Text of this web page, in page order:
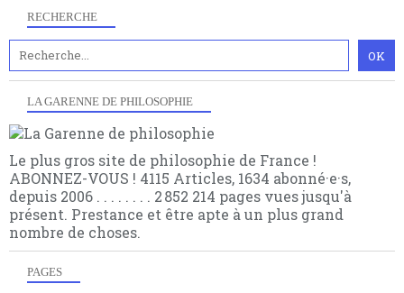
RECHERCHE
LA GARENNE DE PHILOSOPHIE
Le plus gros site de philosophie de France !
ABONNEZ-VOUS ! 4115 Articles, 1634 abonné·e·s,
depuis 2006 . . . . . . . . 2 852 214 pages vues jusqu'à
présent. Prestance et être apte à un plus grand
nombre de choses.
PAGES